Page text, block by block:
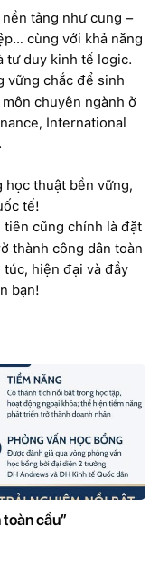
tảng như cung –
cùng với khả năng
tư duy kinh tế logic.
vững chắc để sinh
chuyên ngành ở
International
học thuật bền vững,
tế!
tiên cũng chính là đặt
thành công dân toàn
hiện đại và đầy
bạn!
cầu”